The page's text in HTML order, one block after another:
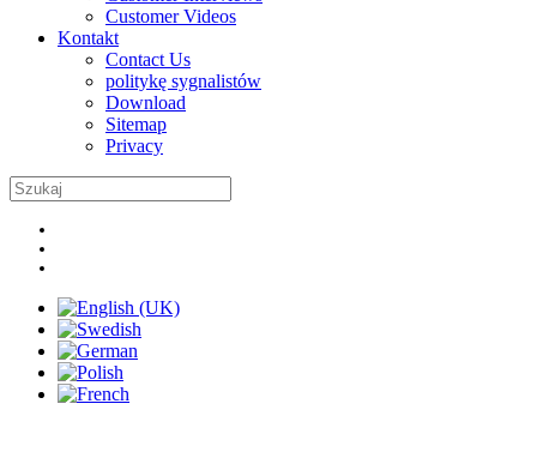
Customer Videos
Kontakt
Contact Us
politykę sygnalistów
Download
Sitemap
Privacy